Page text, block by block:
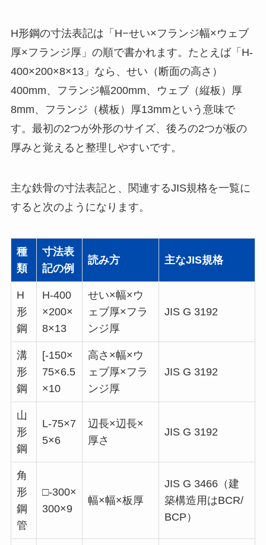
H形鋼の寸法表記は「H−せい×フランジ幅×ウェブ
厚×フランジ厚」の順で書かれます。たとえば「H-
400×200×8×13」なら、せい（断面の高さ）
400mm、フランジ幅200mm、ウェブ（縦板）厚
8mm、フランジ（横板）厚13mmという意味で
す。最初の2つが外形のサイズ、後ろの2つが板の
厚みと覚えると整理しやすいです。
主な鉄骨の寸法表記と、関連するJIS規格を一覧に
すると次のようになります。
種
類
寸法表
記の例
読み方 主なJIS規格
H
形
鋼
H-400
×200×
8×13
せい×幅×ウ
ェブ厚×フラ
ンジ厚
JIS G 3192
溝
形
鋼
[-150×
75×6.5
×10
高さ×幅×ウ
ェブ厚×フラ
ンジ厚
JIS G 3192
山
形
鋼
L-75×7
5×6
辺長×辺長×
厚さ
JIS G 3192
角
形
鋼
管
□-300×
300×9
幅×幅×板厚
JIS G 3466（建
築構造用はBCR/
BCP）